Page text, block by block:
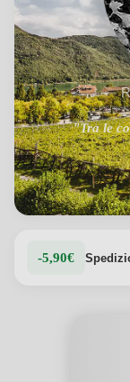
"Tra le
-5,90€